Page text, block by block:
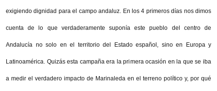
exigiendo dignidad para el campo andaluz. En los 4 primeros días nos dimos
cuenta de lo que verdaderamente suponía este pueblo del centro de
Andalucía no solo en el territorio del Estado español, sino en Europa y
Latinoamérica. Quizás esta campaña era la primera ocasión en la que se iba
a medir el verdadero impacto de Marinaleda en el terreno político y, por qué